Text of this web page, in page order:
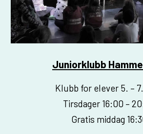
Juniorklubb
Klubb for elever 5. –
Tirsdager 16:00 –
Gratis middag